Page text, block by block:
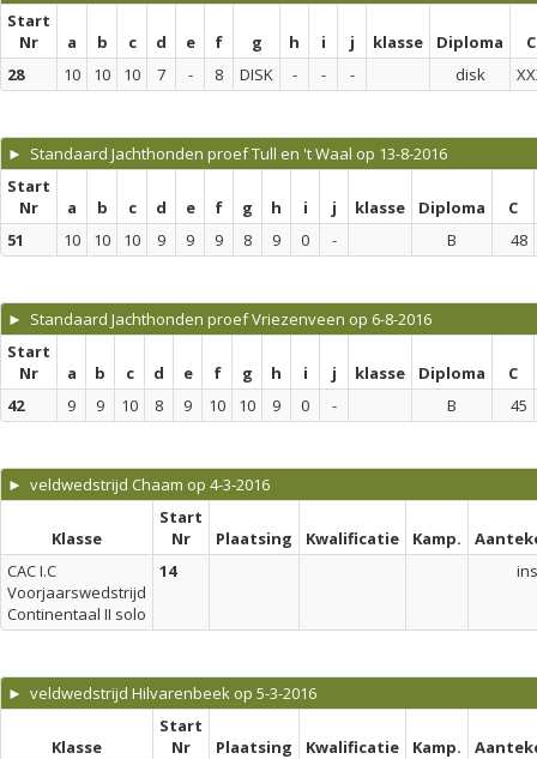
Start
Nr
a b c d e f g h i j klasse Diploma
C
28
10 10 10 7 - 8 DISK - - - disk
► Standaard Jachthonden proef Tull en 't Waal op 13-8-2016
Start
Nr
a b c d e f g h i j klasse Diploma
C
51
10 10 10 9 9 9 8 9 0 - B 48
► Standaard Jachthonden proef Vriezenveen op 6-8-2016
Start
Nr
a b c d e f g h i j klasse Diploma
C
42
9 9 10 8 9 10 10 9 0 - B 45
► veldwedstrijd Chaam op 4-3-2016
Klasse
Start
Nr
Plaatsing Kwalificatie Kamp.
CAC I.C
Voorjaarswedstrijd
Continentaal II solo
14 ins
► veldwedstrijd Hilvarenbeek op 5-3-2016
Klasse
Start
Nr
Plaatsing Kwalificatie Kamp.